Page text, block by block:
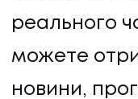
реального
можете
новини,